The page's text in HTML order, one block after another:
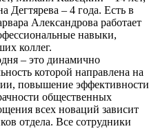
Дегтярева – 4 года. Есть в
Александрова работает
навыки,
коллег.
– это динамично
которой направлена на
повышение эффективности
общественных
всех новаций зависит
отдела. Все сотрудники